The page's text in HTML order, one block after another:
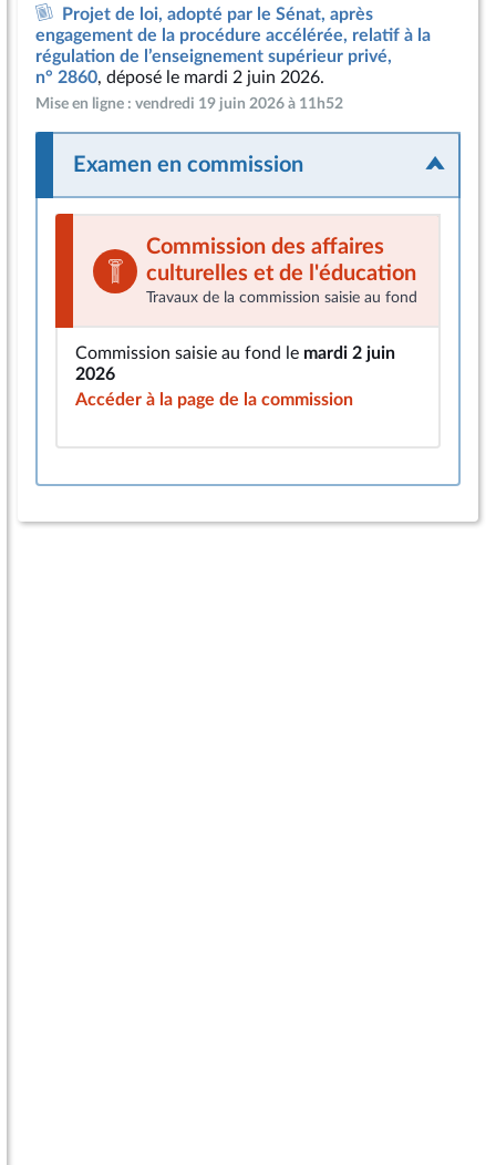
Projet de loi, adopté par le Sénat, après
engagement de la procédure accélérée, relatif à la
régulation de l’enseignement supérieur privé,
n° 2860, déposé le mardi 2 juin 2026.
Mise en ligne : vendredi 19 juin 2026 à 11h52
Examen en commission
Commission des affaires
culturelles et de l'éducation
Travaux de la commission saisie au fond
Commission saisie au fond le mardi 2 juin
2026
Accéder à la page de la commission